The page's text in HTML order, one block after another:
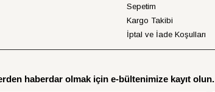
Sepetim
Kargo Takibi
İptal ve İade Koşulları
haberdar olmak için e-bültenimize kayıt olun.